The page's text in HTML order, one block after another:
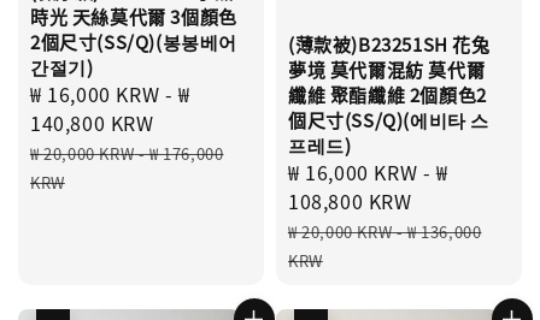
時光 天絲莫代爾 3個顏色
2個尺寸(SS/Q)(봉봉베어
간절기)
Sale
price
₩ 16,000 KRW -₩
140,800 KRW
Regular
price
₩ 20,000 KRW-₩ 176,000
KRW
(薄款被)B23251SH 花兔
夢境 莫代爾混紡 莫代爾
纖維 聚酯纖維 2個顏色2
個尺寸(SS/Q)(에비타 스
프레드)
Sale
price
₩ 16,000 KRW -₩
108,800 KRW
Regular
price
₩ 20,000 KRW-₩ 136,000
KRW